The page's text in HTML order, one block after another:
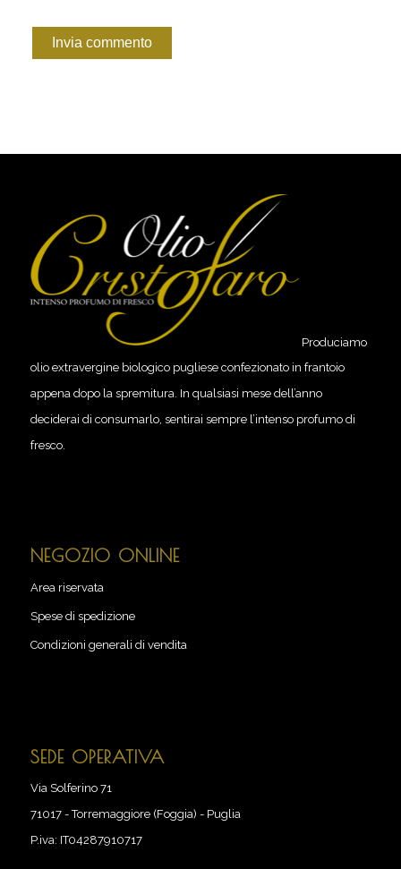
Produciamo
olio extravergine biologico pugliese confezionato in frantoio
appena dopo la spremitura. In qualsiasi mese dell’anno
deciderai di consumarlo, sentirai sempre l’intenso profumo di
fresco.
NEGOZIO ONLINE
Area riservata
Spese di spedizione
Condizioni generali di vendita
SEDE OPERATIVA
Via Solferino 71
71017-Torremaggiore (Foggia) - Puglia
P.iva: IT04287910717